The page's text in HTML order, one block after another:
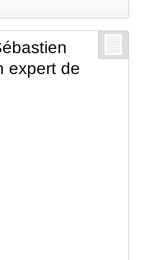
expert de